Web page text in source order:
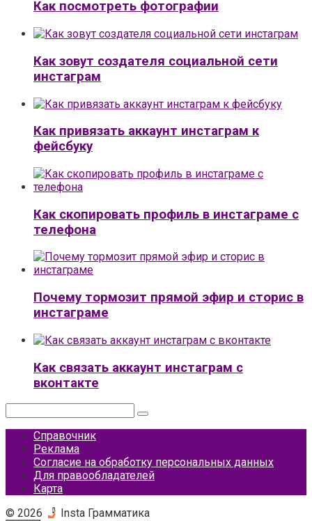
Как посмотреть фотографии
Как зовут создателя социальной сети
инстаграм
Как привязать аккаунт инстаграм к
фейсбуку
Как скопировать профиль в инстаграме с
телефона
Почему тормозит прямой эфир и сторис в
инстаграме
Как связать аккаунт инстаграм с
вконтакте
Справочник
Реклама
Согласие на обработку персональных данных
Для правообладателей
Карта
© 2026
Insta Грамматика